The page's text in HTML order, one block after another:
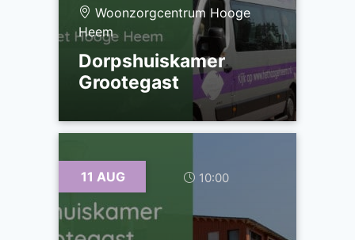
Woonzorgcentrum Hooge
Heem
Dorpshuiskamer
Grootegast
11 AUG 10:00